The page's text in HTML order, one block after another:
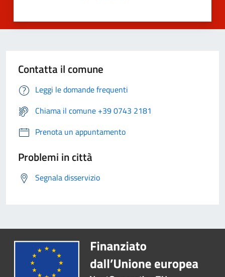
Contatta il comune
Leggi le domande frequenti
Chiama il comune +39 0743 2181
Prenota un appuntamento
Problemi in città
Segnala disservizio